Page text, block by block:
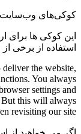
کوکی‌های
این کوکی ها برای
استفاده از برخی
deliver the website,
You always
settings and
this will always
revisiting our site.